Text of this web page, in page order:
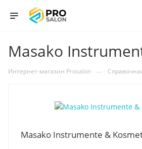
Masako
Интернет-магазин Prosalon —
Masako Instrumente &